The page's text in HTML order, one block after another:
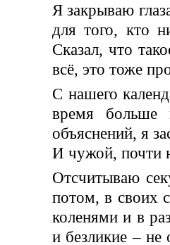
Я закрываю
для того, кто
Сказал, что
всё, это тоже
С нашего
время больше
объяснений, я
И чужой, почти
Отсчитываю
потом, в своих
коленями и в
и безликие – не